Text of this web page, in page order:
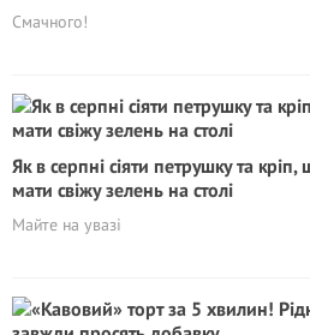
Смачного!
Як в серпні сіяти петрушку та
мати свіжу зелень на столі
Майте на увазі